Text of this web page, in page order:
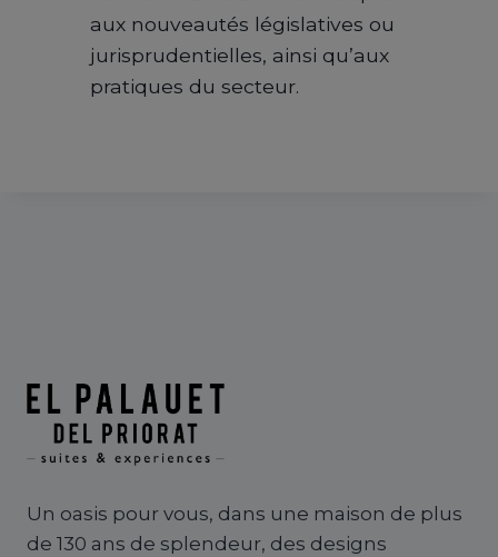
aux nouveautés législatives ou
jurisprudentielles, ainsi qu’aux
pratiques du secteur.
Un oasis pour vous, dans une maison de plus
de 130 ans de splendeur, des designs